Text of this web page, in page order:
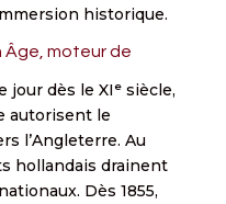
historique.
Âge, moteur de
jour dès le XIᵉ siècle,
autorisent le
l’Angleterre. Au
hollandais drainent
Dès 1855,